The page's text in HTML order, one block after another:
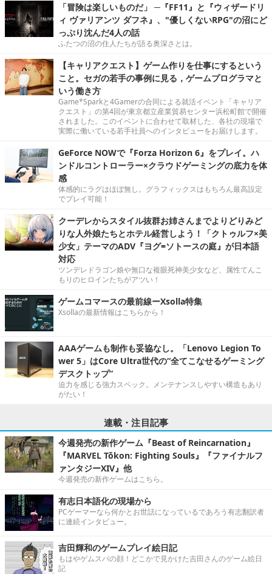
「冒険は楽しいものだ」 ─『FF11』と『ウィザードリ
ィ ヴァリアンツ ダフネ』、"優しくないRPG"の沼にど
っぷり沈んだ4人の話
ふたつの沼の住人たちが語る奥深さとは。
【キャリアクエスト】ゲーム作りを仕事にするという
こと。セガの若手の事例に見る，ゲームプログラマと
いう働き方
Game*Sparkと4Gamerの合同による就活イベント「キャリア
クエスト」の第4回が東京都立産業貿易センター浜松町館で開催
されました。このイベントに合わせて取材した、各社の現場で
実際に働いている若手社員へのインタビューをお届けします。
GeForce NOWで『Forza Horizon 6』をプレイ。ハ
ンドルコントローラー×クラウドゲーミングの底力を体
感
体感的にラグはほぼ無し。グラフィックスはもちろん最高設定
でプレイ可能！
クーデレからスタイル抜群お姉さんまでよりどりみど
りな人外娘たちとホテル経営しよう！「クトゥルフ×美
少女」テーマのADV『ヨグ=ソトースの庭』が日本語
対応
ツンデレドラゴン娘や無口な複眼死神美少女など、属性てんこ
もりのヒロインたちがアツい！
ゲームコマースの最前線ーXsolla特集
Xsollaの最新情報はこちらから！
AAAゲームも制作も妥協なし。「Lenovo Legion To
wer 5」はCore Ultra世代の“全てこなせるゲーミング
デスクトップ”
迫力を感じる強力スペック。メンテナンスしやすい構造もあり
がたい！
連載・注目記事
今週発売の新作ゲーム『Beast of Reincarnation』
『MARVEL Tōkon: Fighting Souls』『ファイナルフ
ァンタジーXIV』他
今週発売の新作ゲームはこちら。
有志日本語化の現場から
PCゲーマーなら何かとお世話になっているであろう有志翻訳者
に連続インタビュー。
吉田輝和のゲームプレイ絵日記
もはやゲムスパの顔！どこかで見かけた吉田さんのゲーム絵日
記